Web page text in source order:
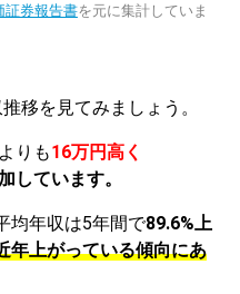
証券報告書を元に集計していま
移を見てみましょう。
りも16万円高く
しています。
均年収は5年間で89.6%上
年上がっている傾向にあ